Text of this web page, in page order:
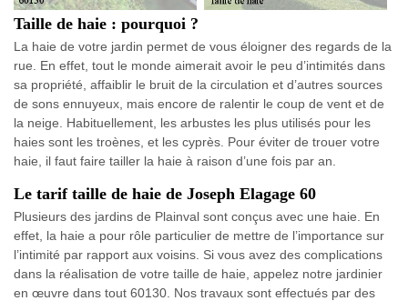
Taille de haie : pourquoi ?
La haie de votre jardin permet de vous éloigner des regards de la
rue. En effet, tout le monde aimerait avoir le peu d’intimités dans
sa propriété, affaiblir le bruit de la circulation et d’autres sources
de sons ennuyeux, mais encore de ralentir le coup de vent et de
la neige. Habituellement, les arbustes les plus utilisés pour les
haies sont les troènes, et les cyprès. Pour éviter de trouer votre
haie, il faut faire tailler la haie à raison d’une fois par an.
Le tarif taille de haie de Joseph Elagage 60
Plusieurs des jardins de Plainval sont conçus avec une haie. En
effet, la haie a pour rôle particulier de mettre de l’importance sur
l’intimité par rapport aux voisins. Si vous avez des complications
dans la réalisation de votre taille de haie, appelez notre jardinier
en œuvre dans tout 60130. Nos travaux sont effectués par des